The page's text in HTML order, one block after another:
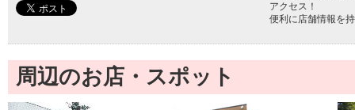
アクセス！
便利に店舗情報を
周辺のお店・スポット